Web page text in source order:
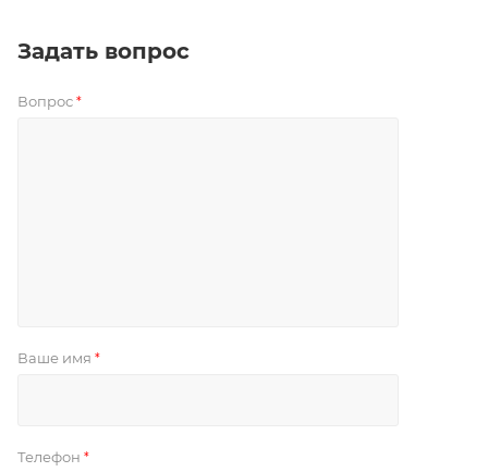
Задать вопрос
Вопрос *
Ваше имя *
Телефон *